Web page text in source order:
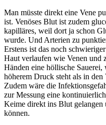
Man müsste direkt eine Vene
ist. Venöses Blut ist zudem
kapilläres, weil dort ja schon
wurde. Und Arterien zu
Erstens ist das noch
Haut verlaufen wie Venen und
Händen eine höllische
höherem Druck steht als in den
Zudem wäre die
zur Messung eine
Keime direkt ins Blut gelangen
können.